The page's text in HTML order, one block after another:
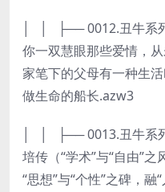
│ │ ├── 0012.丑牛系
你一双慧眼那些爱情，
家笔下的父母有一种生
做生命的船长.azw3
│ │ ├── 0013.丑牛系
培传（“学术”与“自由”之
“思想”与“个性”之碑，融